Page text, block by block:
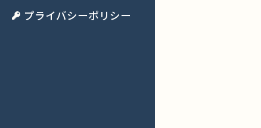
プライバシーポリシー